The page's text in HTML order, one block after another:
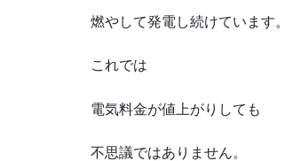
燃やして発電し続けています。
これでは
電気料金が値上がりしても
不思議ではありません。